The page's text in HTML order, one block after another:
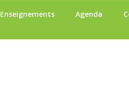
Enseignements Agenda